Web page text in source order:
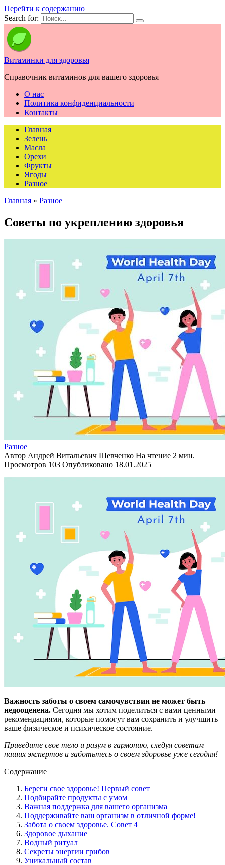
Перейти к содержанию
Search for:
Витаминки для здоровья
Справочник витаминов для вашего здоровья
О нас
Политика конфиденциальности
Контакты
Главная
Зелень
Масла
Орехи
Фрукты
Ягоды
Разное
Главная » Разное
Советы по укреплению здоровья
Разное
Автор Андрей Витальевич Шевченко На чтение 2 мин.
Просмотров 103 Опубликовано 18.01.2025
Важность заботы о своем самочувствии не может быть
недооценена. Сегодня мы хотим поделиться с вами ценными
рекомендациями, которые помогут вам сохранить и улучшить
ваше физическое и психическое состояние.
Приведите свое тело и разум в гармонию, следуя советам
наших экспертов и заботьтесь о своем здоровье уже сегодня!
Содержание
Береги свое здоровье! Первый совет
Подбирайте продукты с умом
Важная поддержка для вашего организма
Поддерживайте ваш организм в отличной форме!
Забота о своем здоровье. Совет 4
Здоровое дыхание
Водный ритуал
Секреты энергии грибов
Уникальный состав